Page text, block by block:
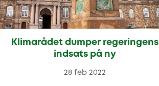
Klimarådet dumper regeringens
indsats på ny
28 feb 2022